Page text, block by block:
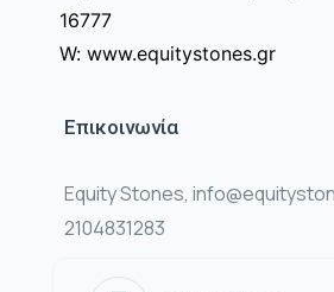
16777
W: www.equitystones.gr
Επικοινωνία
Equity Stones,
2104831283